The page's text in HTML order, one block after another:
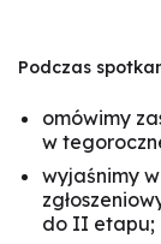
Podczas
omówimy
w
wyjaśnimy
do II etapu;